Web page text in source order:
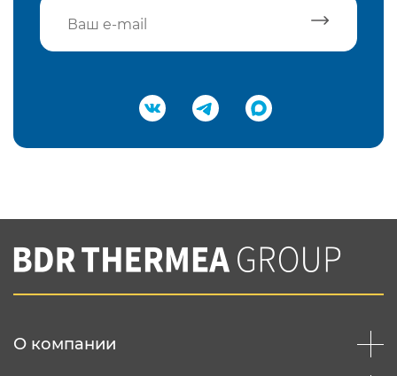
Подтвердить e-mail
Вы соглашаетесь с нашей политикой
конфеденциальности
О компании